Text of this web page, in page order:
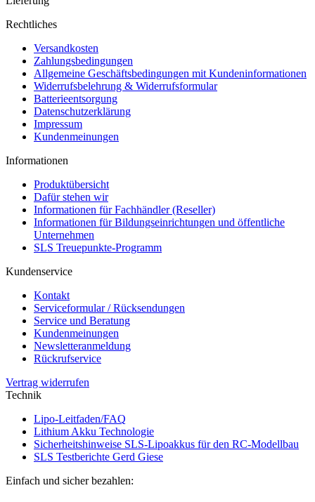
Rechtliches
Versandkosten
Zahlungsbedingungen
Allgemeine Geschäftsbedingungen mit Kundeninformationen
Widerrufsbelehrung & Widerrufsformular
Batterieentsorgung
Datenschutzerklärung
Impressum
Kundenmeinungen
Informationen
Produktübersicht
Dafür stehen wir
Informationen für Fachhändler (Reseller)
Informationen für Bildungseinrichtungen und öffentliche
Unternehmen
SLS Treuepunkte-Programm
Kundenservice
Kontakt
Serviceformular / Rücksendungen
Service und Beratung
Kundenmeinungen
Newsletteranmeldung
Rückrufservice
Vertrag widerrufen
Technik
Lipo-Leitfaden/FAQ
Lithium Akku Technologie
Sicherheitshinweise SLS-Lipoakkus für den RC-Modellbau
SLS Testberichte Gerd Giese
Einfach und sicher bezahlen: